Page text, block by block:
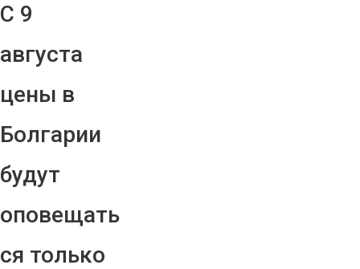
С 9
августа
цены в
Болгарии
будут
оповещать
ся только